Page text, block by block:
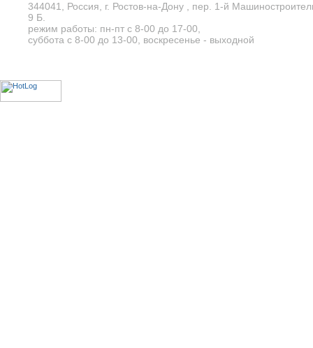
344041, Россия, г. Ростов-на-Дону , пер. 1-й
9 Б.
режим работы: пн-пт с 8-00 до 17-00,
суббота с 8-00 до 13-00, воскресенье - выходной